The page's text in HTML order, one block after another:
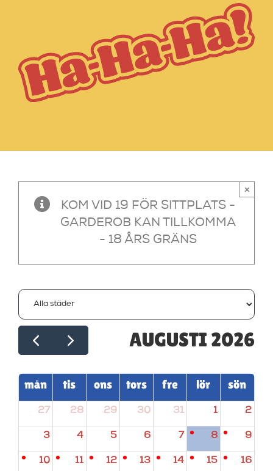
KOM VID 19 FÖR SITTPLATS -
GARDEROB KAN TILLKOMMA
- 18 ÅRS GRÄNS
×
AUGUSTI 2026
mån tis ons tors fre lör sön
27 28 29 30 31 1 2
3 4 5 6 7 8 9
10 11 12 13 14 15 16